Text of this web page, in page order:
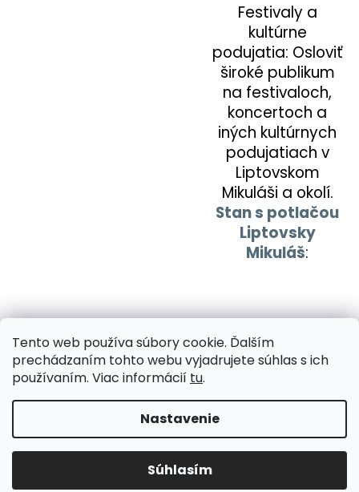
Tento web používa súbory cookie. Ďalším
prechádzaním tohto webu vyjadrujete súhlas s ich
používaním. Viac informácií tu.
Nastavenie
Súhlasím
Festivaly a
kultúrne
podujatia: Osloviť
široké publikum
na festivaloch,
koncertoch a
iných kultúrnych
podujatiach v
Liptovskom
Mikuláši a okolí.
Stan s potlačou
Liptovsky
Mikuláš:
á Potlač na stan. Všetky práva vyhradené.